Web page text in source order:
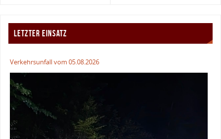
LETZTER EINSATZ
Verkehrsunfall vom 05.08.2026